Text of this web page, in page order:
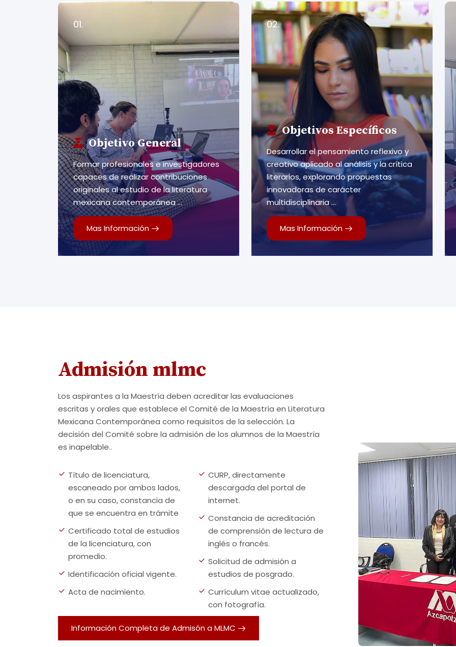
01.
Objetivo General
Formar profesionales e investigadores
capaces de realizar contribuciones
originales al estudio de la literatura
mexicana contemporánea ...
Mas Información
02.
Objetivos Específicos
Desarrollar el pensamiento reflexivo y
creativo aplicado al análisis y la crítica
literarios, explorando propuestas
innovadoras de carácter
multidisciplinaria ...
Mas Información
Admisión mlmc
Los aspirantes a la Maestría deben acreditar las evaluaciones
escritas y orales que establece el Comité de la Maestría en Literatura
Mexicana Contemporánea como requisitos de la selección. La
decisión del Comité sobre la admisión de los alumnos de la Maestría
es inapelable..
Título de licenciatura,
escaneado por ambos lados,
o en su caso, constancia de
que se encuentra en trámite
Certificado total de estudios
de la licenciatura, con
promedio.
Identificación oficial vigente.
Acta de nacimiento.
CURP, directamente
descargada del portal de
internet.
Constancia de acreditación
de comprensión de lectura de
inglés o francés.
Solicitud de admisión a
estudios de posgrado.
Currículum vitae actualizado,
con fotografía.
Información Completa de Admisón a MLMC